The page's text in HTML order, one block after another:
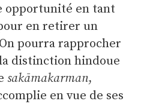
opportunité en tant
en retirer un
pourra rapprocher
distinction hindoue
sakāmakarman,
en vue de ses